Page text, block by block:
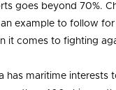
goes beyond 70%.
example to follow
it comes to fighting
has maritime interests